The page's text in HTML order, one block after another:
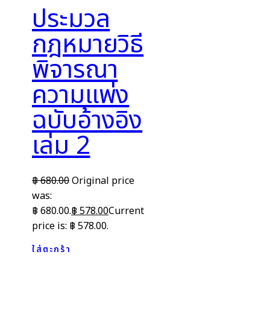
ประมวล
กฎหมายวิธี
พิจารณา
ความแพ่ง
ฉบับอ้างอิง
เล่ม 2
฿680.00Original price
was:
฿ 680.00.฿ 578.00Current
price is: ฿ 578.00.
ใส่ตะกร้า